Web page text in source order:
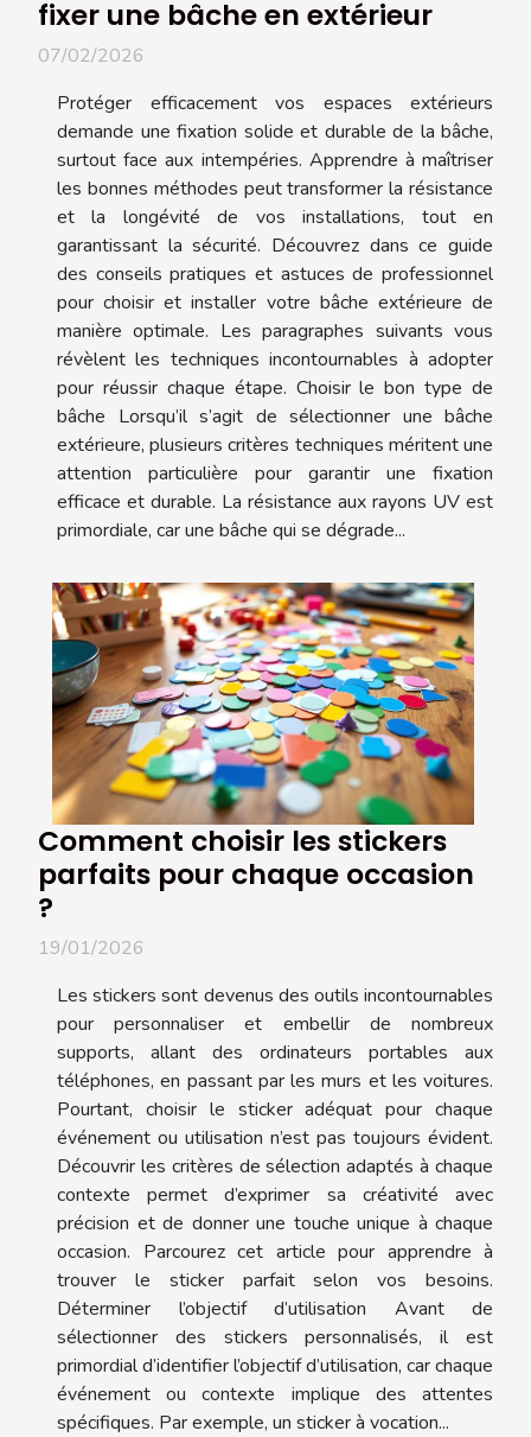
fixer une bâche en extérieur
07/02/2026
Protéger efficacement vos espaces extérieurs
demande une fixation solide et durable de la bâche,
surtout face aux intempéries. Apprendre à maîtriser
les bonnes méthodes peut transformer la résistance
et la longévité de vos installations, tout en
garantissant la sécurité. Découvrez dans ce guide
des conseils pratiques et astuces de professionnel
pour choisir et installer votre bâche extérieure de
manière optimale. Les paragraphes suivants vous
révèlent les techniques incontournables à adopter
pour réussir chaque étape. Choisir le bon type de
bâche Lorsqu’il s’agit de sélectionner une bâche
extérieure, plusieurs critères techniques méritent une
attention particulière pour garantir une fixation
efficace et durable. La résistance aux rayons UV est
primordiale, car une bâche qui se dégrade...
Comment choisir les stickers
parfaits pour chaque occasion
?
19/01/2026
Les stickers sont devenus des outils incontournables
pour personnaliser et embellir de nombreux
supports, allant des ordinateurs portables aux
téléphones, en passant par les murs et les voitures.
Pourtant, choisir le sticker adéquat pour chaque
événement ou utilisation n’est pas toujours évident.
Découvrir les critères de sélection adaptés à chaque
contexte permet d’exprimer sa créativité avec
précision et de donner une touche unique à chaque
occasion. Parcourez cet article pour apprendre à
trouver le sticker parfait selon vos besoins.
Déterminer l’objectif d’utilisation Avant de
sélectionner des stickers personnalisés, il est
primordial d’identifier l’objectif d’utilisation, car chaque
événement ou contexte implique des attentes
spécifiques. Par exemple, un sticker à vocation...